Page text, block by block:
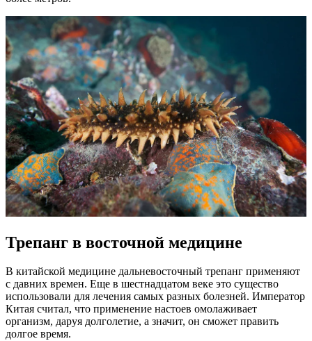
Трепанг в восточной медицине
В китайской медицине дальневосточный трепанг применяют
с давних времен. Еще в шестнадцатом веке это существо
использовали для лечения самых разных болезней. Император
Китая считал, что применение настоев омолаживает
организм, даруя долголетие, а значит, он сможет править
долгое время.